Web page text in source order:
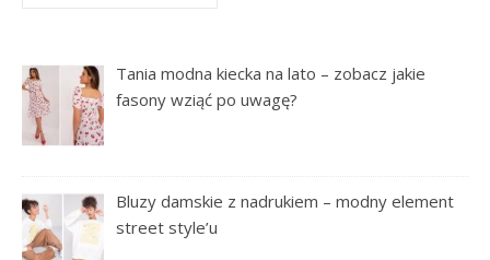
Tania modna kiecka na lato – zobacz jakie
fasony wziąć po uwagę?
Bluzy damskie z nadrukiem – modny element
street style’u